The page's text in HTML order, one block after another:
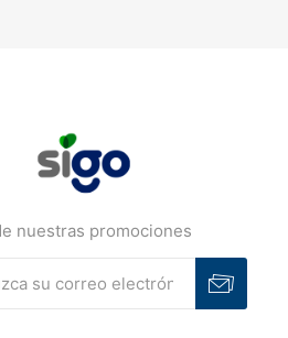
nuestras promociones